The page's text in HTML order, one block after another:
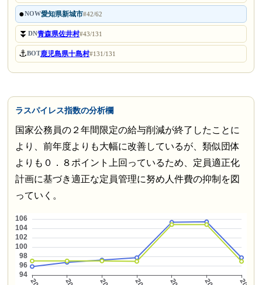
●NOW愛知県新城市#42/62
⏬DN青森県佐井村#43/131
⚓BOT鹿児島県十島村#131/131
ラスパイレス指数の分析欄
国家公務員の２年間限定の給与削減が終了したことに
より、前年度よりも大幅に改善しているが、類似団体
よりも０．８ポイント上回っているため、定員適正化
計画に基づき適正な定員管理に努め人件費の抑制を図
っていく。